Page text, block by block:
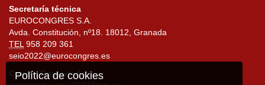
Secretaría técnica
EUROCONGRES S.A.
Avda. Constitución, nº18. 18012, Granada
TEL 958 209 361
seio2022@eurocongres.es
Comité Organizador
Política de cookies